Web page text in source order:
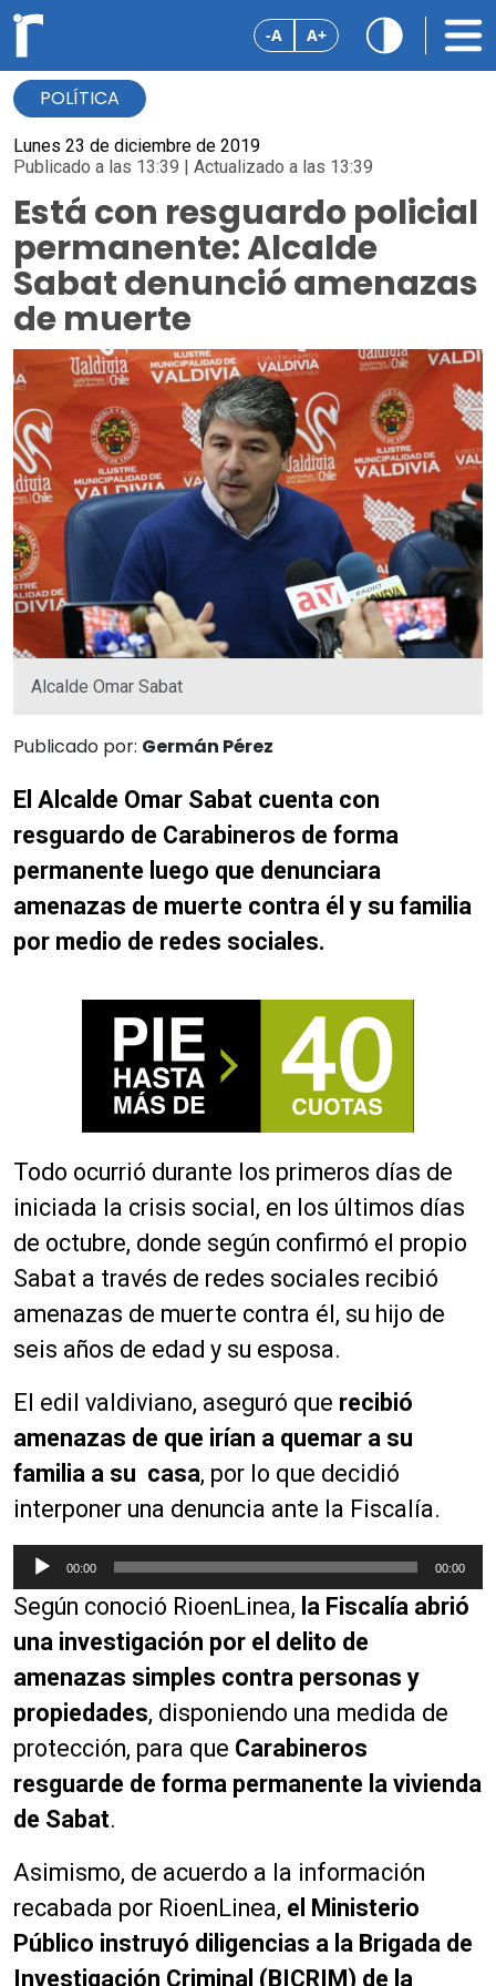
-A A+
POLÍTICA
Lunes 23 de diciembre de 2019
Publicado a las 13:39 | Actualizado a las 13:39
Está con resguardo policial
permanente: Alcalde
Sabat denunció amenazas
de muerte
Alcalde Omar Sabat
Publicado por: Germán Pérez
El Alcalde Omar Sabat cuenta con
resguardo de Carabineros de forma
permanente luego que denunciara
amenazas de muerte contra él y su familia
por medio de redes sociales.
Todo ocurrió durante los primeros días de
iniciada la crisis social, en los últimos días
de octubre, donde según confirmó el propio
Sabat a través de redes sociales recibió
amenazas de muerte contra él, su hijo de
seis años de edad y su esposa.
El edil valdiviano, aseguró que recibió
amenazas de que irían a quemar a su
familia a su casa, por lo que decidió
interponer una denuncia ante la Fiscalía.
e
p
r
d
u
c
t
o
r
e
a
u
d
00:00 00:00
Según conoció RioenLinea, la Fiscalía abrió
una investigación por el delito de
amenazas simples contra personas y
propiedades, disponiendo una medida de
protección, para que Carabineros
resguarde de forma permanente la vivienda
de Sabat.
Asimismo, de acuerdo a la información
recabada por RioenLinea, el Ministerio
Público instruyó diligencias a la Brigada de
Investigación Criminal (BICRIM) de la